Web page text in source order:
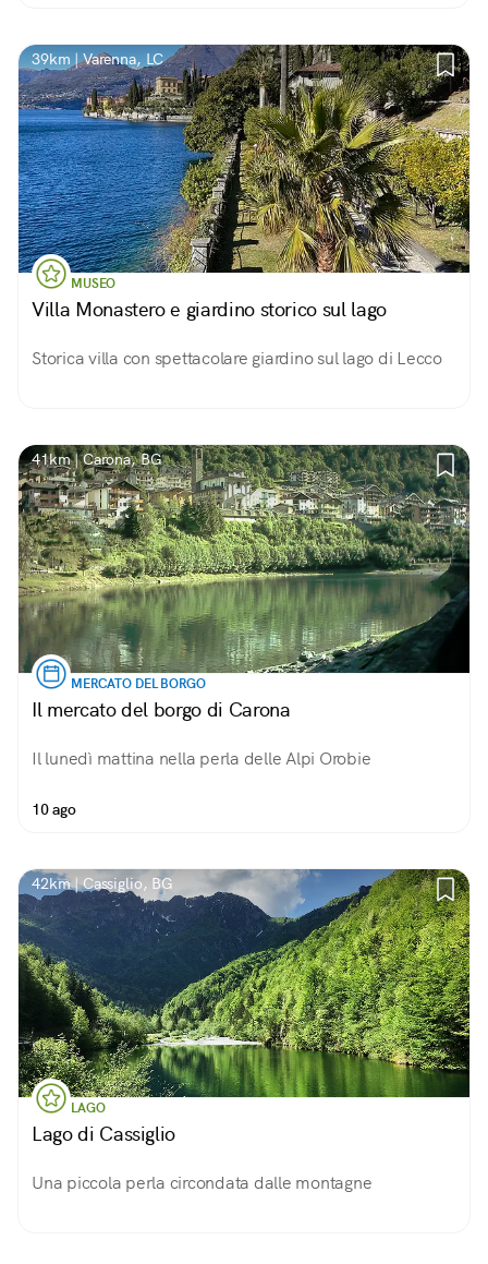
39km | Varenna, LC
MUSEO
Villa Monastero e giardino storico sul lago
Storica villa con spettacolare giardino sul lago di Lecco
41km | Carona, BG
MERCATO DEL BORGO
Il mercato del borgo di Carona
Il lunedì mattina nella perla delle Alpi Orobie
10 ago
42km | Cassiglio, BG
LAGO
Lago di Cassiglio
Una piccola perla circondata dalle montagne